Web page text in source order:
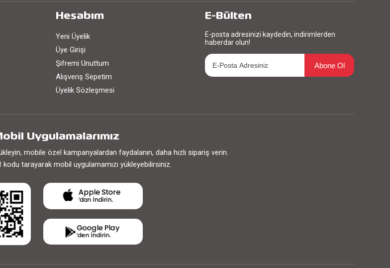
Hesabım
Yeni Üyelik
Üye Girişi
Şifremi Unuttum
Alışveriş Sepetim
Üyelik Sözleşmesi
E-Bülten
E-posta adresinizi kaydedin, indirimlerden
haberdar olun!
Abone Ol
Uygulamalarımız
mobile özel kampanyalardan faydalanın, daha hızlı sipariş verin.
tarayarak mobil uygulamamızı yükleyebilirsiniz.